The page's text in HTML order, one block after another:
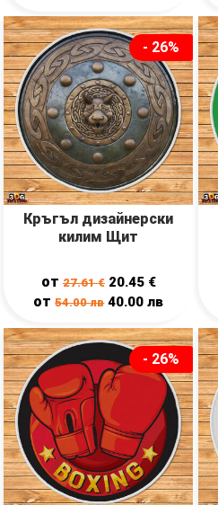
- 26%
Кръгъл дизайнерски
килим Щит
от27.61€ 20.45 €
от54.00лв 40.00лв
- 26%